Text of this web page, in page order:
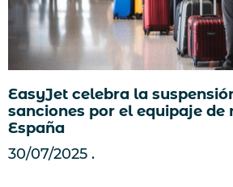
EasyJet celebra la
sanciones por el equipaje de
España
30/07/2025